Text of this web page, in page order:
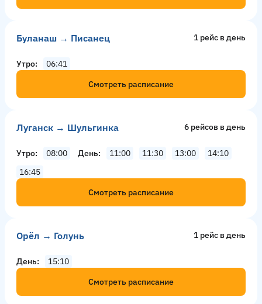
Буланаш → Писанец 1 рейс в день
Утро
06:41
Смотреть расписание
Луганск → Шульгинка 6 рейсов в день
Утро 08:00 День 11:00 11:30 13:00
14:10
16:45
Смотреть расписание
Орёл → Голунь 1 рейс в день
День
15:10
Смотреть расписание